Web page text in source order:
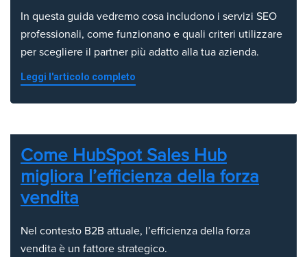
In questa guida vedremo cosa includono i servizi SEO
professionali, come funzionano e quali criteri utilizzare
per scegliere il partner più adatto alla tua azienda.
Leggi l'articolo completo
Come HubSpot Sales Hub
migliora l’efficienza della forza
vendita
Nel contesto B2B attuale, l’efficienza della forza
vendita è un fattore strategico.